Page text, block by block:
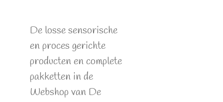
De losse sensorische
en proces gerichte
producten en complete
pakketten in de
Webshop van De